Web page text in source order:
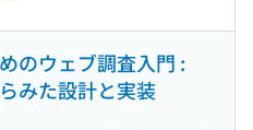
のウェブ調査入門 :
みた設計と実装